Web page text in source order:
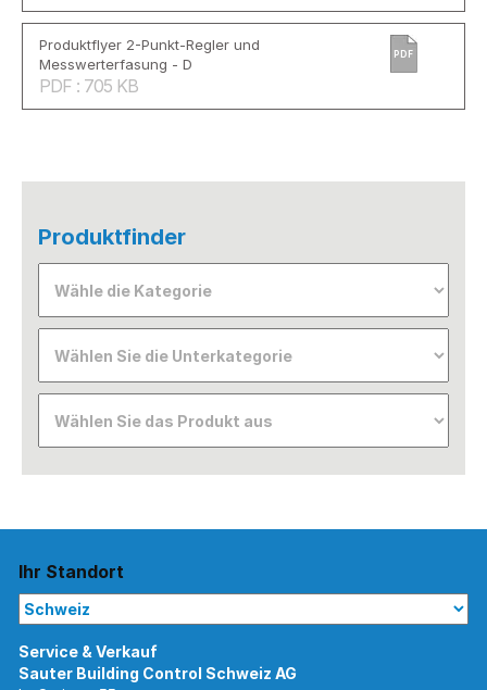
Produktflyer 2-Punkt-Regler und
Messwerterfasung - D
PDF : 705 KB
PDF
Produktfinder
Ihr Standort
Service & Verkauf